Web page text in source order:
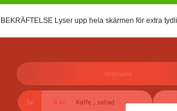
BEKRÄFTELSE Lyser upp hela skärmen för extra